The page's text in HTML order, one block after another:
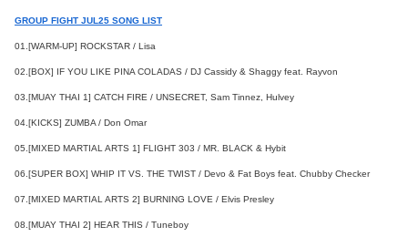
GROUP FIGHT JUL25 SONG LIST
01.[WARM-UP] ROCKSTAR / Lisa
02.[BOX] IF YOU LIKE PINA COLADAS / DJ Cassidy & Shaggy feat. Rayvon
03.[MUAY THAI 1] CATCH FIRE / UNSECRET, Sam Tinnez, Hulvey
04.[KICKS] ZUMBA / Don Omar
05.[MIXED MARTIAL ARTS 1] FLIGHT 303 / MR. BLACK & Hybit
06.[SUPER BOX] WHIP IT VS. THE TWIST / Devo & Fat Boys feat. Chubby Checker
07.[MIXED MARTIAL ARTS 2] BURNING LOVE / Elvis Presley
08.[MUAY THAI 2] HEAR THIS / Tuneboy